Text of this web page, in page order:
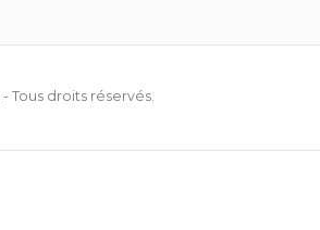
- Tous droits réservés.